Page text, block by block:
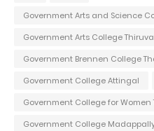
Government Arts and Science
Government Arts College
Government Brennen College
Government College Attingal
Government College for
Government College